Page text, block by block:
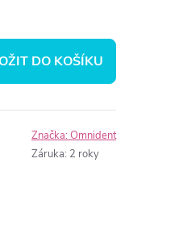
DO KOŠÍKU
Značka: Omnident
Záruka: 2 roky